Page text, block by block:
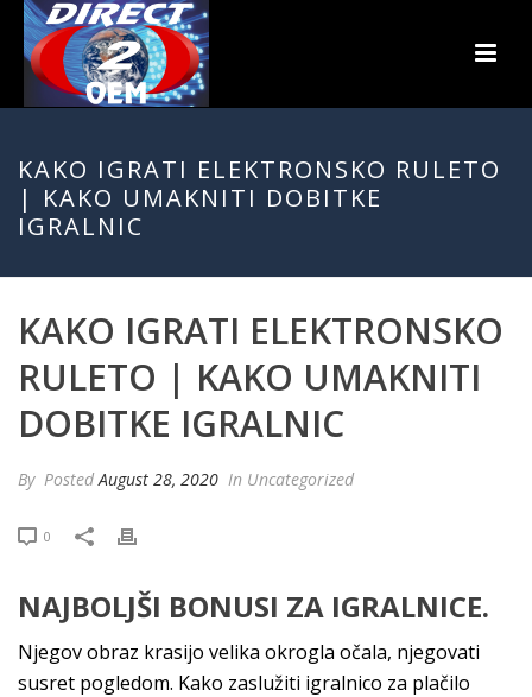
KAKO IGRATI ELEKTRONSKO RULETO
| KAKO UMAKNITI DOBITKE
IGRALNIC
KAKO IGRATI ELEKTRONSKO
RULETO | KAKO UMAKNITI
DOBITKE IGRALNIC
By PostedAugust 28, 2020 In Uncategorized
0
NAJBOLJŠI BONUSI ZA IGRALNICE.
Njegov obraz krasijo velika okrogla očala, njegovati
susret pogledom. Kako zaslužiti igralnico za plačilo